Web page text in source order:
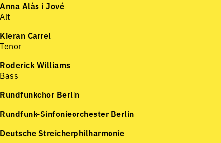
Anna Alàs i Jové
Alt
Kieran Carrel
Tenor
Roderick Williams
Bass
Rundfunkchor Berlin
Rundfunk-Sinfonieorchester Berlin
Deutsche Streicherphilharmonie